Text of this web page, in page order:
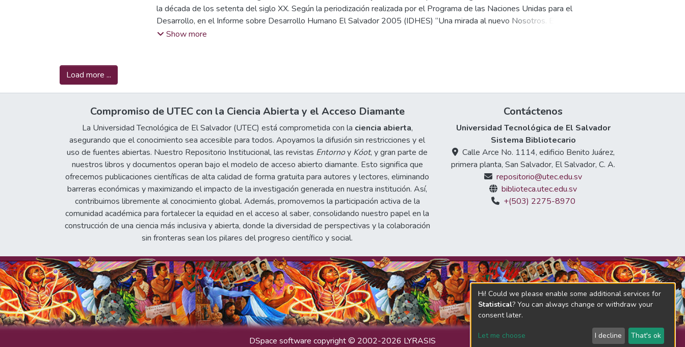
la década de los setenta del siglo XX. Según la periodización realizada por el Programa de las Naciones Unidas para el
Desarrollo, en el Informe sobre Desarrollo Humano El Salvador 2005 (IDHES) “Una mirada al nuevo Nosotros. El
impacto de las migraciones”, las migraciones se dividieron en cuatro grandes etapas, abarcando desde 1920 hasta el
cambiado. Sin embargo, cabe señalar que el factor fundamental de la migración en el país sigue siendo el económico
(desempleo, subempleo, salarios precarios, falta de oportunidades de trabajo, especialmente para los jóvenes de
reciente incorporación al mercado laboral), es decir, la causa estructural más importante de la migración.
Show more
Load more ...
Compromiso de UTEC con la Ciencia Abierta y el Acceso Diamante
La Universidad Tecnológica de El Salvador (UTEC) está comprometida con la ciencia abierta,
asegurando que el conocimiento sea accesible para todos. Apoyamos la difusión sin restricciones y el
uso de fuentes abiertas. Nuestro Repositorio Institucional, las revistas Entornoy Kóot, y gran parte de
nuestros libros y documentos operan bajo el modelo de acceso abierto diamante. Esto significa que
ofrecemos publicaciones científicas de alta calidad de forma gratuita para autores y lectores, eliminando
barreras económicas y maximizando el impacto de la investigación generada en nuestra institución. Así,
contribuimos libremente al conocimiento global. Además, promovemos la participación activa de la
comunidad académica para fortalecer la equidad en el acceso al saber, consolidando nuestro papel en la
construcción de una ciencia más inclusiva y abierta, donde la diversidad de perspectivas y la colaboración
sin fronteras sean los pilares del progreso científico y social.
Contáctenos
Universidad Tecnológica de El Salvador
Sistema Bibliotecario
Calle Arce No. 1114, edificio Benito Juárez,
primera planta, San Salvador, El Salvador, C. A.
repositorio@utec.edu.sv
biblioteca.utec.edu.sv
+(503) 2275-8970
DSpace software copyright © 2002-2026 LYRASIS
Hi! Could we please enable some additional services for
Statistical? You can always change or withdraw your
consent later.
Let me choose I decline That's ok